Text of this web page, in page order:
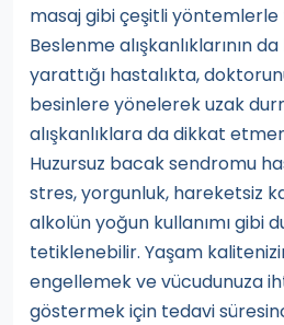
masaj gibi çeşitli yöntemlerle
Beslenme alışkanlıklarının
yarattığı hastalıkta,
besinlere yönelerek uzak
alışkanlıklara da dikkat
Huzursuz bacak sendromu
stres, yorgunluk, hareketsiz
alkolün yoğun kullanımı gibi
tetiklenebilir. Yaşam
engellemek ve vücudunuza
göstermek için tedavi